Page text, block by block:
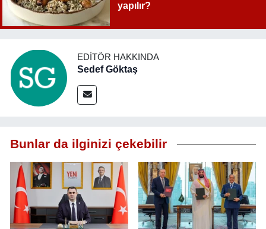
yapılır?
EDITÖR HAKKINDA
Sedef Göktaş
Bunlar da ilginizi çekebilir